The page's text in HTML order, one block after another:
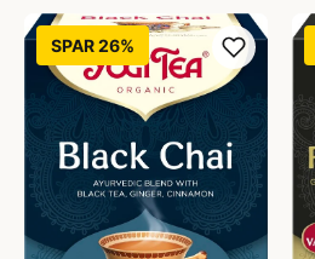
SPAR 26%